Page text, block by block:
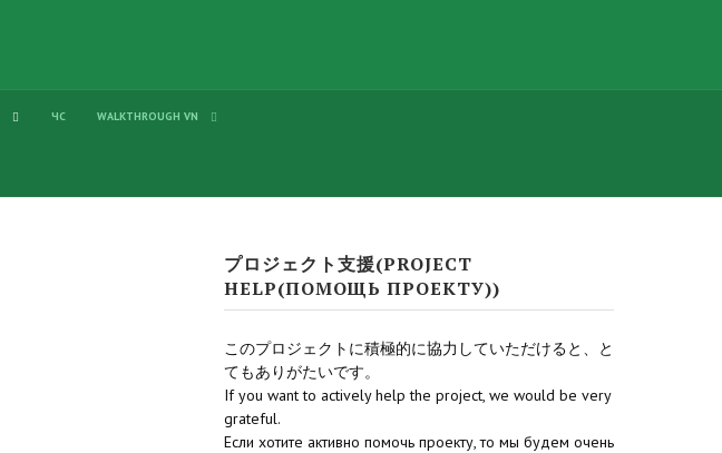
ЧС WALKTHROUGH VN
プロジェクト支援(PROJECT
HELP(ПОМОЩЬ ПРОЕКТУ))
このプロジェクトに積極的に協力していただけると、と
てもありがたいです。
If you want to actively help the project, we would be very
grateful.
Если хотите активно помочь проекту, то мы будем очень